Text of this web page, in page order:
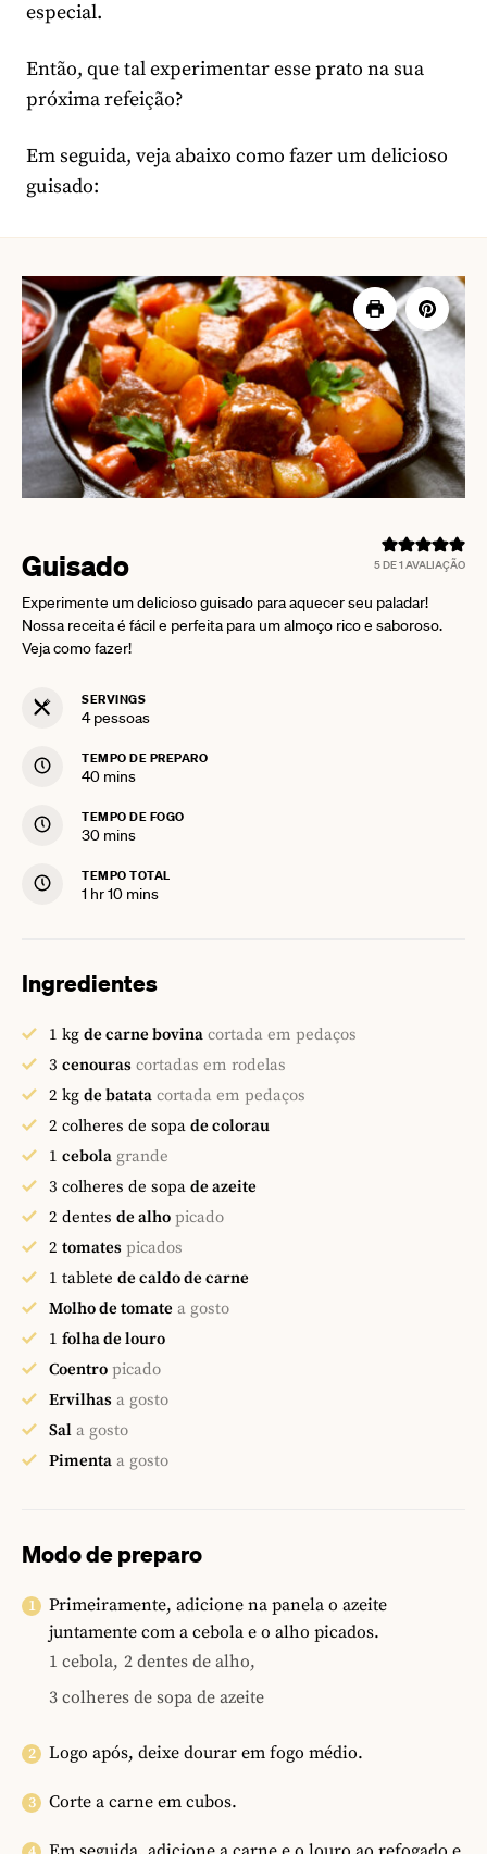
especial.
Então, que tal experimentar esse prato na sua
próxima refeição?
Em seguida, veja abaixo como fazer um delicioso
guisado:
5DE 1 AVALIAÇÃO
Guisado
Experimente um delicioso guisado para aquecer seu paladar!
Nossa receita é fácil e perfeita para um almoço rico e saboroso.
Veja como fazer!
SERVINGS
4 pessoas
TEMPO DE PREPARO
40minutes
mins
TEMPO DE FOGO
30minutes
mins
TEMPO TOTAL
1hour
hr10minutes
mins
Ingredientes
1 kg de carne bovina cortada em pedaços
3 cenouras cortadas em rodelas
2 kg de batata cortada em pedaços
2 colheres de sopa de colorau
1 cebola grande
3 colheres de sopa de azeite
2 dentes de alho picado
2 tomates picados
1 tablete de caldo de carne
Molho de tomate a gosto
1 folha de louro
Coentro picado
Ervilhas a gosto
Sal a gosto
Pimenta a gosto
Modo de preparo
Primeiramente, adicione na panela o azeite
juntamente com a cebola e o alho picados.
1 cebola, 2 dentes de alho,
3 colheres de sopa de azeite
Logo após, deixe dourar em fogo médio.
Corte a carne em cubos.